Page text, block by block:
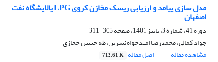
مدل سازی پیامد و ارزیابی ریسک مخازن کروی LPG پالایشگاه نفت
اصفهان
دوره 41، شماره 3، پاییز 1401، صفحه
305-311
جواد کمالی، محمدرضا امیدخواه نسرین، طه حسین حجازی
مشاهده مقاله
اصل مقاله 712.61 K